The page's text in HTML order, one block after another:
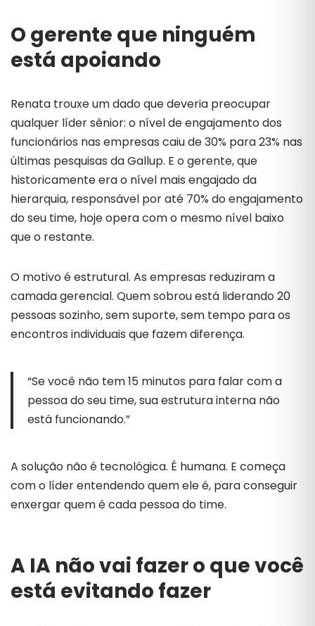
O gerente que ninguém
está apoiando
Renata trouxe um dado que deveria preocupar
qualquer líder sênior: o nível de engajamento dos
funcionários nas empresas caiu de 30% para 23% nas
últimas pesquisas da Gallup. E o gerente, que
historicamente era o nível mais engajado da
hierarquia, responsável por até 70% do engajamento
do seu time, hoje opera com o mesmo nível baixo
que o restante.
O motivo é estrutural. As empresas reduziram a
camada gerencial. Quem sobrou está liderando 20
pessoas sozinho, sem suporte, sem tempo para os
encontros individuais que fazem diferença.
“Se você não tem 15 minutos para falar com a
pessoa do seu time, sua estrutura interna não
está funcionando.”
A solução não é tecnológica. É humana. E começa
com o líder entendendo quem ele é, para conseguir
enxergar quem é cada pessoa do time.
A IA não vai fazer o que você
está evitando fazer